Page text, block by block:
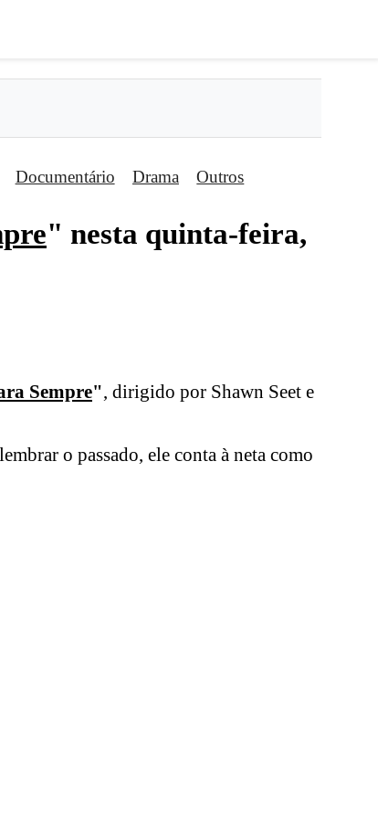
Documentário Drama Outros
" nesta quinta-feira,
Sempre", dirigido por Shawn Seet e
o passado, ele conta à neta como